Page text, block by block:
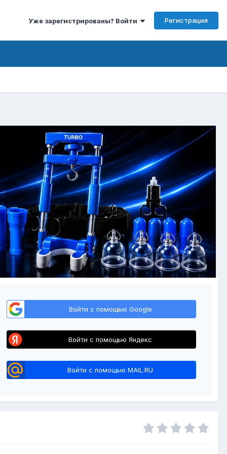
Уже зарегистрированы? Войти Регистрация
Войти с помощью Google
Войти с помощью Яндекс
Войти с помощью MAIL.RU